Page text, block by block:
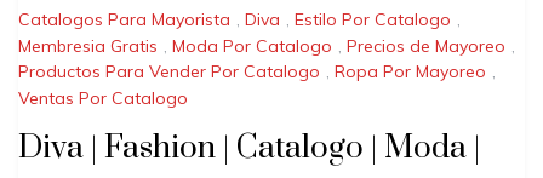
Catalogos Para Mayorista , Diva , Estilo Por Catalogo ,
Membresia Gratis , Moda Por Catalogo , Precios de Mayoreo ,
Productos Para Vender Por Catalogo , Ropa Por Mayoreo ,
Ventas Por Catalogo
Diva | Fashion | Catalogo | Moda |